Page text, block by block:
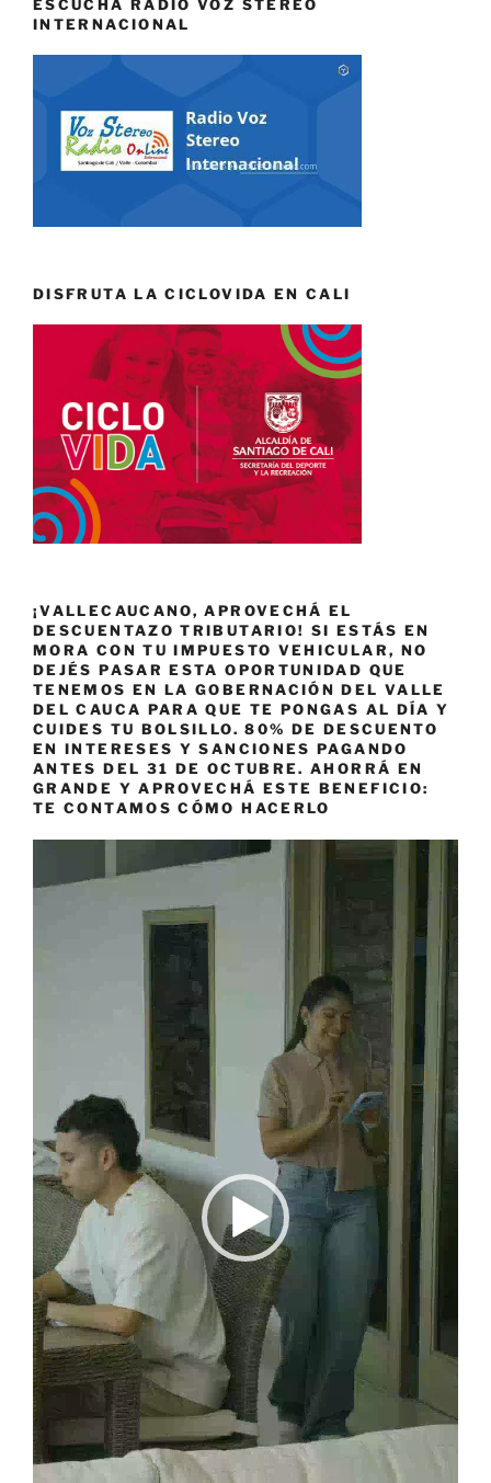
ESCUCHA RADIO VOZ STEREO
INTERNACIONAL
DISFRUTA LA CICLOVIDA EN CALI
¡VALLECAUCANO, APROVECHÁ EL
DESCUENTAZO TRIBUTARIO! SI ESTÁS EN
MORA CON TU IMPUESTO VEHICULAR, NO
DEJÉS PASAR ESTA OPORTUNIDAD QUE
TENEMOS EN LA GOBERNACIÓN DEL VALLE
DEL CAUCA PARA QUE TE PONGAS AL DÍA Y
CUIDES TU BOLSILLO. 80% DE DESCUENTO
EN INTERESES Y SANCIONES PAGANDO
ANTES DEL 31 DE OCTUBRE. AHORRÁ EN
GRANDE Y APROVECHÁ ESTE BENEFICIO:
TE CONTAMOS CÓMO HACERLO